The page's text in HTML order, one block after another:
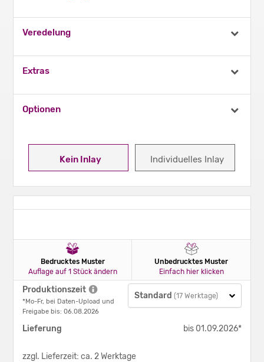
Kein Inlay Individuelles Inlay
Veredelung
Extras
Optionen
Bedrucktes Muster
Auflage auf 1 Stück ändern
Unbedrucktes Muster
Einfach hier klicken
Produktionszeit
*Mo-Fr, bei Daten-Upload und
Freigabe bis: 06.08.2026
Standard (17 Werktage)
Lieferung bis 01.09.2026*
zzgl. Lieferzeit: ca. 2 Werktage